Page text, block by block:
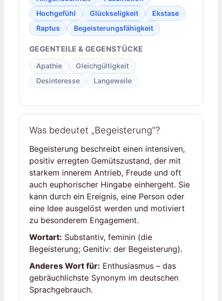
Hochgefühl
Glückseligkeit
Ekstase
Raptus
Begeisterungsfähigkeit
GEGENTEILE & GEGENSTÜCKE
Apathie
Gleichgültigkeit
Desinteresse
Langeweile
Was bedeutet „Begeisterung“?
Begeisterung beschreibt einen intensiven,
positiv erregten Gemütszustand, der mit
starkem innerem Antrieb, Freude und oft
auch euphorischer Hingabe einhergeht. Sie
kann durch ein Ereignis, eine Person oder
eine Idee ausgelöst werden und motiviert
zu besonderem Engagement.
Wortart: Substantiv, feminin (die
Begeisterung; Genitiv: der Begeisterung).
Anderes Wort für: Enthusiasmus – das
gebräuchlichste Synonym im deutschen
Sprachgebrauch.